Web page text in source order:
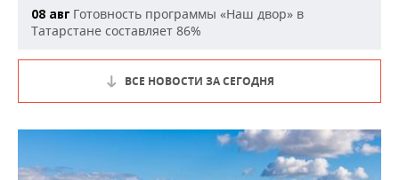
08 авг Готовность программы «Наш двор» в
Татарстане составляет 86%
ВСЕ НОВОСТИ ЗА СЕГОДНЯ